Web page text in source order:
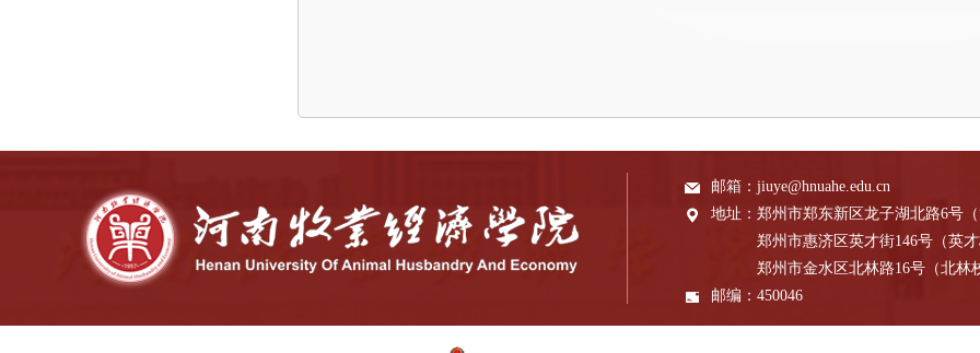
邮箱： jiuye@hnuahe.edu.cn
地址： 郑州市郑东新区龙子湖北路6号
郑州市惠济区英才街146号（英
郑州市金水区北林路16号（北林
邮编： 450046